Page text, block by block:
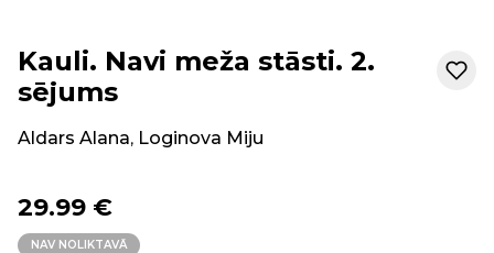
Kauli. Navi meža stāsti. 2.
sējums
Aldars Alana, Loginova Miju
29.99 €
NAV NOLIKTAVĀ